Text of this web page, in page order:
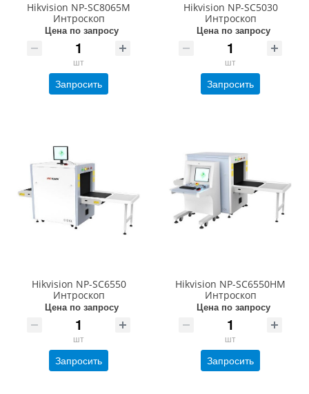
Hikvision NP-SC8065M
Интроскоп
Цена по запросу
шт
Запросить
Hikvision NP-SC5030
Интроскоп
Цена по запросу
шт
Запросить
Hikvision NP-SC6550
Интроскоп
Цена по запросу
шт
Запросить
Hikvision NP-SC6550HM
Интроскоп
Цена по запросу
шт
Запросить